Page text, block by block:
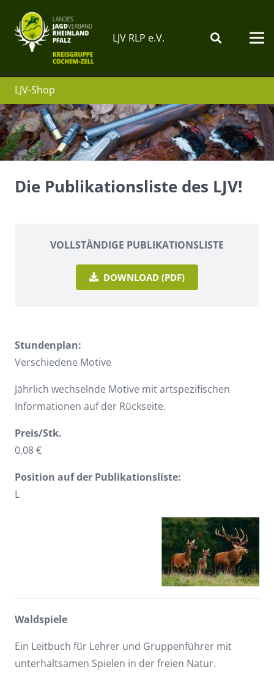
LJV RLP e.V.
LJV-Shop
Die Publikationsliste des LJV!
VOLLSTÄNDIGE PUBLIKATIONSLISTE
DOWNLOAD (PDF)
Stundenplan:
Verschiedene Motive
Jährlich wechselnde Motive mit artspezifischen
Informationen auf der Rückseite.
Preis/Stk.
0,08 €
Position auf der Publikationsliste:
L
Waldspiele
Ein Leitbuch für Lehrer und Gruppenführer mit
unterhaltsamen Spielen in der freien Natur.